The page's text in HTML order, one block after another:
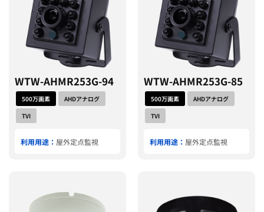
WTW-AHMR253G-94
500万画素
AHDアナログ
TVI
利用用途： 屋外定点監視
WTW-AHMR253G-85
500万画素
AHDアナログ
TVI
利用用途： 屋外定点監視